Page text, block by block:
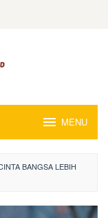
MENU
BANGSA LEBIH